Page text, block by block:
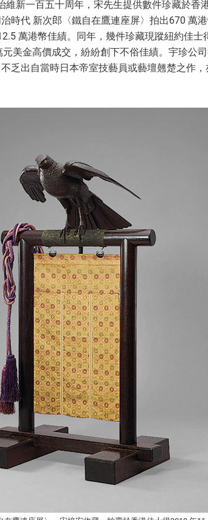
維新一百五十周年，宋先生提供數件珍藏於香
時代 新次郎〈鐵自在鷹連座屏〉拍出670 萬
萬港幣佳績。同年，幾件珍藏現蹤紐約佳
美金高價成交，紛紛創下不俗佳績。宇珍公
乏出自當時日本帝室技藝員或藝壇翹楚之作